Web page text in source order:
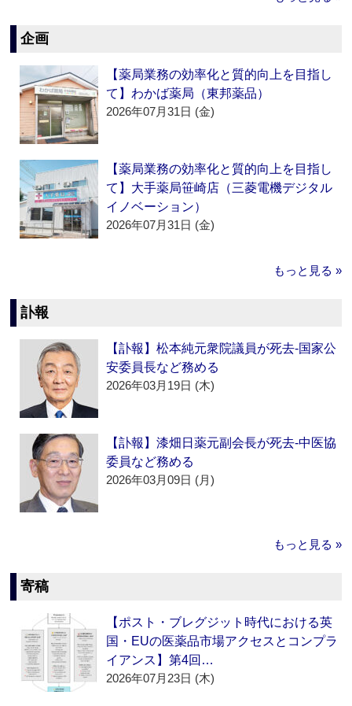
企画
【薬局業務の効率化と質的向上を目指し
て】わかば薬局（東邦薬品）
2026年07月31日 (金)
【薬局業務の効率化と質的向上を目指し
て】大手薬局笹崎店（三菱電機デジタル
イノベーション）
2026年07月31日 (金)
もっと見る »
訃報
【訃報】松本純元衆院議員が死去‐国家公
安委員長など務める
2026年03月19日 (木)
【訃報】漆畑日薬元副会長が死去‐中医協
委員など務める
2026年03月09日 (月)
もっと見る »
寄稿
【ポスト・ブレグジット時代における英
国・EUの医薬品市場アクセスとコンプラ
イアンス】第4回…
2026年07月23日 (木)